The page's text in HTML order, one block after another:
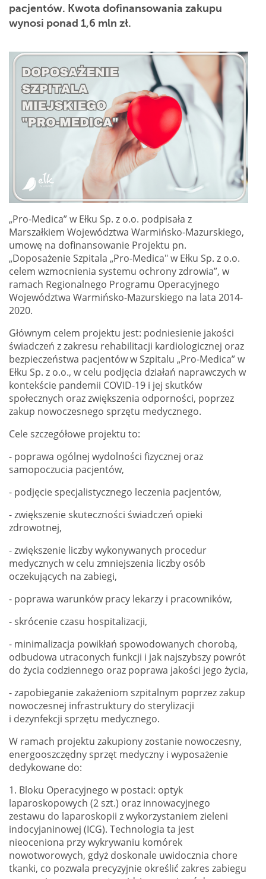
pacjentów. Kwota dofinansowania zakupu
wynosi ponad 1,6 mln zł.
„Pro-Medica” w Ełku Sp. z o.o. podpisała z
Marszałkiem Województwa Warmińsko-Mazurskiego,
umowę na dofinansowanie Projektu pn.
„Doposażenie Szpitala „Pro-Medica" w Ełku Sp. z o.o.
celem wzmocnienia systemu ochrony zdrowia”, w
ramach Regionalnego Programu Operacyjnego
Województwa Warmińsko-Mazurskiego na lata 2014-
2020.
Głównym celem projektu jest: podniesienie jakości
świadczeń z zakresu rehabilitacji kardiologicznej oraz
bezpieczeństwa pacjentów w Szpitalu „Pro-Medica” w
Ełku Sp. z o.o., w celu podjęcia działań naprawczych w
kontekście pandemii COVID-19 i jej skutków
społecznych oraz zwiększenia odporności, poprzez
zakup nowoczesnego sprzętu medycznego.
Cele szczegółowe projektu to:
- poprawa ogólnej wydolności fizycznej oraz
samopoczucia pacjentów,
- podjęcie specjalistycznego leczenia pacjentów,
- zwiększenie skuteczności świadczeń opieki
zdrowotnej,
- zwiększenie liczby wykonywanych procedur
medycznych w celu zmniejszenia liczby osób
oczekujących na zabiegi,
- poprawa warunków pracy lekarzy i pracowników,
- skrócenie czasu hospitalizacji,
- minimalizacja powikłań spowodowanych chorobą,
odbudowa utraconych funkcji i jak najszybszy powrót
do życia codziennego oraz poprawa jakości jego życia,
- zapobieganie zakażeniom szpitalnym poprzez zakup
nowoczesnej infrastruktury do sterylizacji
i dezynfekcji sprzętu medycznego.
W ramach projektu zakupiony zostanie nowoczesny,
energooszczędny sprzęt medyczny i wyposażenie
dedykowane do:
1. Bloku Operacyjnego w postaci: optyk
laparoskopowych (2 szt.) oraz innowacyjnego
zestawu do laparoskopii z wykorzystaniem zieleni
indocyjaninowej (ICG). Technologia ta jest
nieoceniona przy wykrywaniu komórek
nowotworowych, gdyż doskonale uwidocznia chore
tkanki, co pozwala precyzyjnie określić zakres zabiegu